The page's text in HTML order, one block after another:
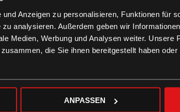
Anzeigen zu personalisieren, Funktionen für
analysieren. Außerdem geben wir
Medien, Werbung und Analysen weiter. Unsere
die Sie ihnen bereitgestellt haben
ANPASSEN